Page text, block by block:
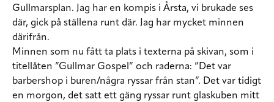
Gullmarsplan. Jag har en kompis i Årsta, vi brukade ses
där, gick på ställena runt där. Jag har mycket minnen
därifrån.
Minnen som nu fått ta plats i texterna på skivan, som i
titellåten ”Gullmar Gospel” och raderna: ”Det var
barbershop i buren/några ryssar från stan”. Det var tidigt
en morgon, det satt ett gäng ryssar runt glaskuben mitt